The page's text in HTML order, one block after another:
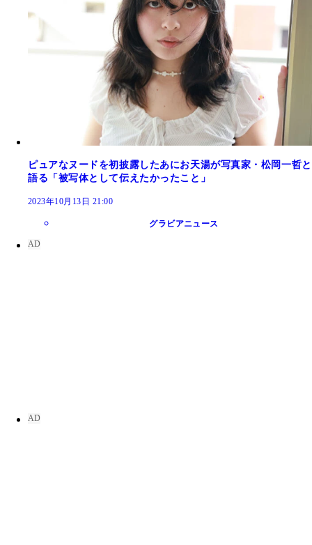
ピュアなヌードを初披露したあにお天湯が写真家・松岡一哲と
語る「被写体として伝えたかったこと」
2023年10月13日 21:00
グラビアニュース